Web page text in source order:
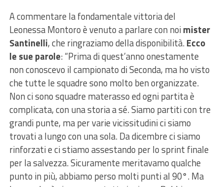
A commentare la fondamentale vittoria del
Leonessa Montoro è venuto a parlare con noimister
Santinelli, che ringraziamo della disponibilità.Ecco
le sue parole: “Prima di quest’anno onestamente
non conoscevo il campionato di Seconda, ma ho visto
che tutte le squadre sono molto ben organizzate.
Non ci sono squadre materasso ed ogni partita è
complicata, con una storia a sé. Siamo partiti con tre
grandi punte, ma per varie vicissitudini ci siamo
trovati a lungo con una sola. Da dicembre ci siamo
rinforzati e ci stiamo assestando per lo sprint finale
per la salvezza. Sicuramente meritavamo qualche
punto in più, abbiamo perso molti punti al 90°. Ma